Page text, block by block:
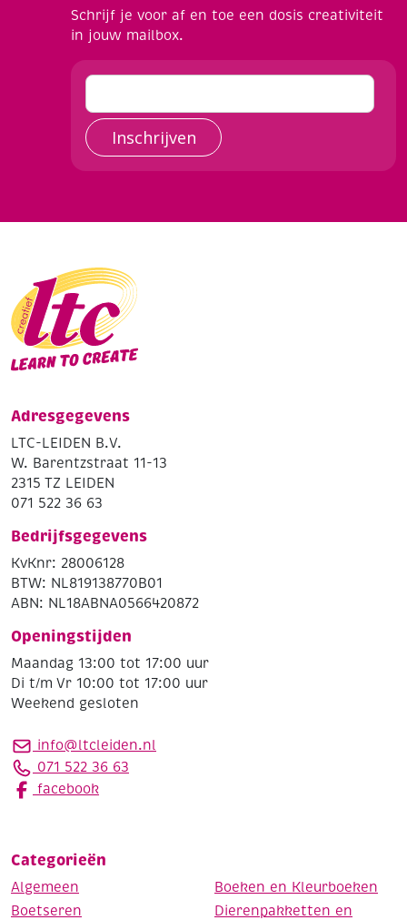
Schrijf je voor af en toe een dosis creativiteit
in jouw mailbox.
Inschrijven
Adresgegevens
LTC-LEIDEN B.V.
W. Barentzstraat 11-13
2315 TZ LEIDEN
071 522 36 63
Bedrijfsgegevens
KvKnr: 28006128
BTW: NL819138770B01
ABN: NL18ABNA0566420872
Openingstijden
Maandag 13:00 tot 17:00 uur
Di t/m Vr 10:00 tot 17:00 uur
Weekend gesloten
info@ltcleiden.nl
071 522 36 63
facebook
Categorieën
Algemeen
Boeken en Kleurboeken
Boetseren
Dierenpakketten en